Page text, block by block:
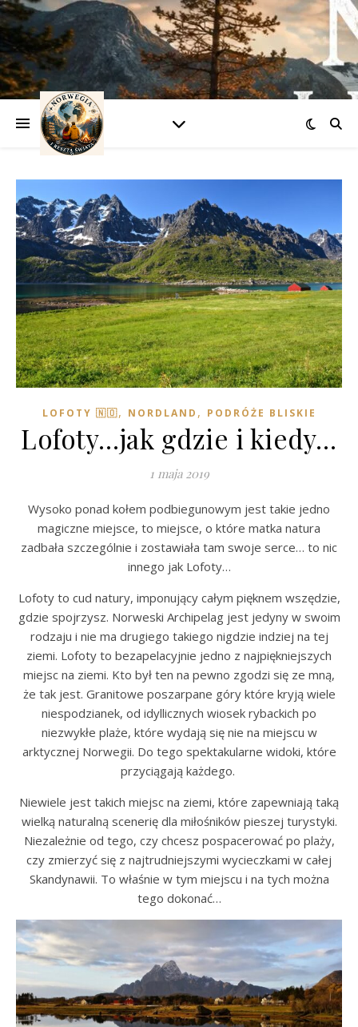
LOFOTY 🇳🇴, NORDLAND , PODRÓŻE BLISKIE
Lofoty…jak gdzie i kiedy…
1 maja 2019
Wysoko ponad kołem podbiegunowym jest takie jedno
magiczne miejsce, to miejsce, o które matka natura
zadbała szczególnie i zostawiała tam swoje serce… to nic
innego jak Lofoty…
Lofoty to cud natury, imponujący całym pięknem wszędzie,
gdzie spojrzysz. Norweski Archipelag jest jedyny w swoim
rodzaju i nie ma drugiego takiego nigdzie indziej na tej
ziemi. Lofoty to bezapelacyjnie jedno z najpiękniejszych
miejsc na ziemi. Kto był ten na pewno zgodzi się ze mną,
że tak jest. Granitowe poszarpane góry które kryją wiele
niespodzianek, od idyllicznych wiosek rybackich po
niezwykłe plaże, które wydają się nie na miejscu w
arktycznej Norwegii. Do tego spektakularne widoki, które
przyciągają każdego.
Niewiele jest takich miejsc na ziemi, które zapewniają taką
wielką naturalną scenerię dla miłośników pieszej turystyki.
Niezależnie od tego, czy chcesz pospacerować po plaży,
czy zmierzyć się z najtrudniejszymi wycieczkami w całej
Skandynawii. To właśnie w tym miejscu i na tych można
tego dokonać…